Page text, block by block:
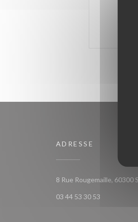
ADRESSE
8 Rue Rougemaille, 60300
03 44 53 30 53